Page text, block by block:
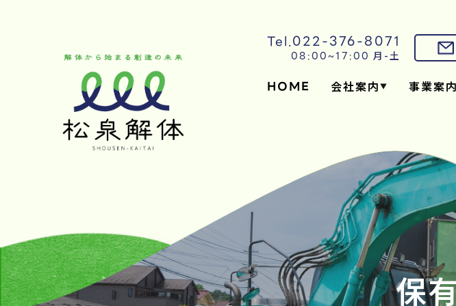
Tel.022-376-8071
08:00~17:00 月-土
HOME 会社案内 事業案
保